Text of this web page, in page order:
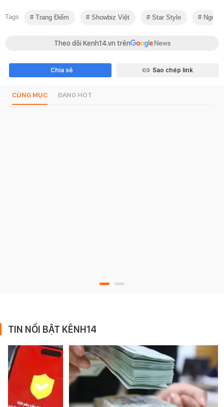
Tags Trang Điểm Showbiz Việt Star Style Ngọc
Theo dõi Kenh14.vn trên
Chia sẻ Sao chép link
CÙNG MỤC ĐANG HOT
TIN NỔI BẬT KÊNH14